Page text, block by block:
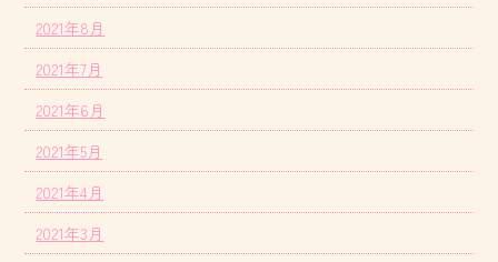
2021年8月
2021年7月
2021年6月
2021年5月
2021年4月
2021年3月